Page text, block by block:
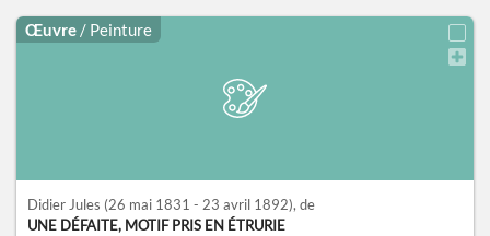
Œuvre / Peinture
Didier Jules (26 mai 1831 - 23 avril 1892), de
UNE DÉFAITE, MOTIF PRIS EN ÉTRURIE